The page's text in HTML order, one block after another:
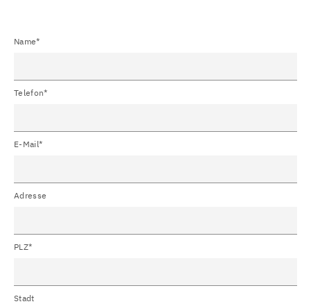
Name*
Telefon*
E-Mail*
Adresse
PLZ*
Stadt